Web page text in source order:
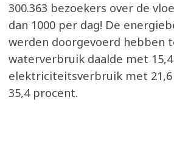
300.363 bezoekers over de
dan 1000 per dag! De
werden doorgevoerd hebben
waterverbruik daalde met
elektriciteitsverbruik met
35,4 procent.